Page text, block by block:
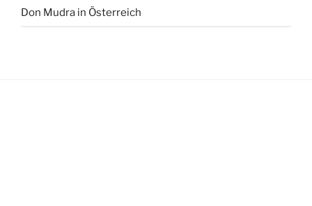
Don Mudra in Österreich